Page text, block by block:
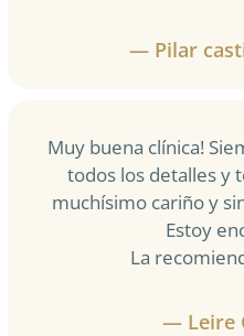
— Pilar
Muy buena clínica!
todos los detalles y
muchísimo cariño y
Estoy
La
— Leire